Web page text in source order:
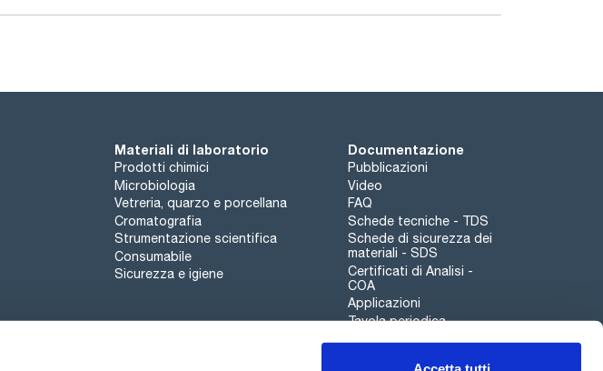
Materiali di laboratorio
Prodotti chimici
Microbiologia
Vetreria, quarzo e porcellana
Cromatografia
Strumentazione scientifica
Consumabile
Sicurezza e igiene
Documentazione
Pubblicazioni
Video
FAQ
Schede tecniche - TDS
Schede di sicurezza dei
materiali - SDS
Certificati di Analisi -
COA
Applicazioni
Tavola periodica